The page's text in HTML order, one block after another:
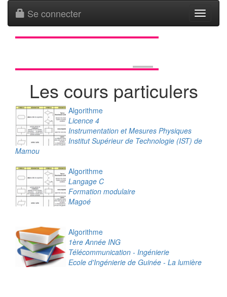
Toggle
Se connecter
Les cours particulers
Algorithme
Licence 4
Instrumentation et Mesures Physiques
Institut Supérieur de Technologie (IST) de
Mamou
Algorithme
Langage C
Formation modulaire
Magoé
Algorithme
1ère Année ING
Télécommunication - Ingénierie
Ecole d'Ingénierie de Guinée - La lumière